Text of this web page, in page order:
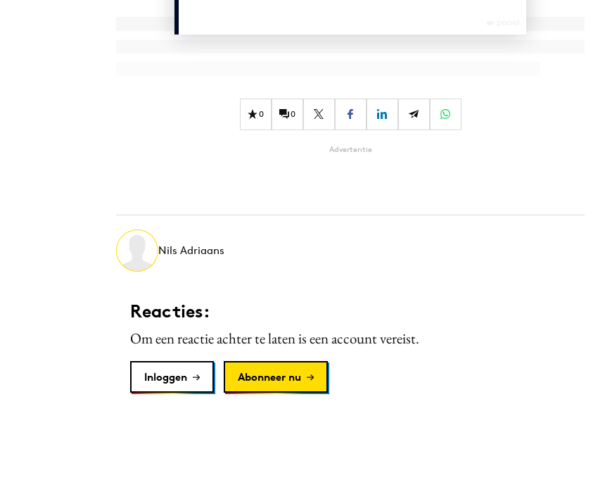
0 0
Advertentie
Nils Adriaans
Reacties:
Om een reactie achter te laten is een account vereist.
Inloggen Abonneer nu